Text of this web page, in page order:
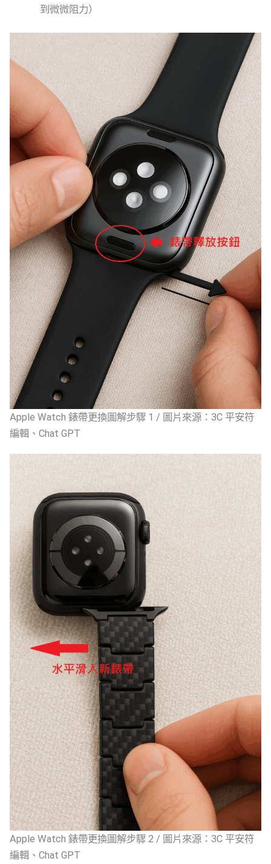
到微微阻力）
Apple Watch 錶帶更換圖解步驟 1 / 圖片來源：3C 平安符
編輯、Chat GPT
Apple Watch 錶帶更換圖解步驟 2 / 圖片來源：3C 平安符
編輯、Chat GPT